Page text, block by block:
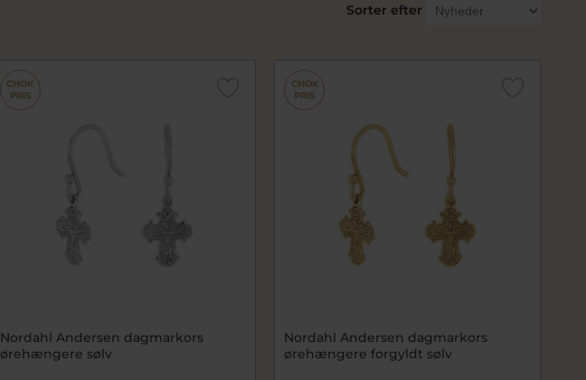
Sorter efter
CHOK
PRIS
Nordahl Andersen dagmarkors
ørehængere sølv
CHOK
PRIS
Nordahl Andersen dagmarkors
ørehængere forgyldt sølv